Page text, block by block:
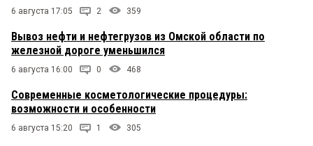
6 августа 17:05 2 359
Вывоз нефти и нефтегрузов из Омской области по
железной дороге уменьшился
6 августа 16:00 0 468
Современные косметологические процедуры:
возможности и особенности
6 августа 15:20 1 305